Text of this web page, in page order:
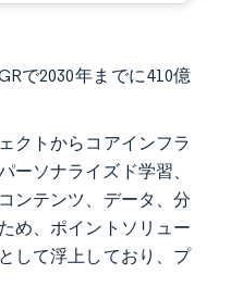
で2030年までに410億
クトからコアインフラ
ソナライズド学習、
ンテンツ、データ、分
め、ポイントソリュー
して浮上しており、プ